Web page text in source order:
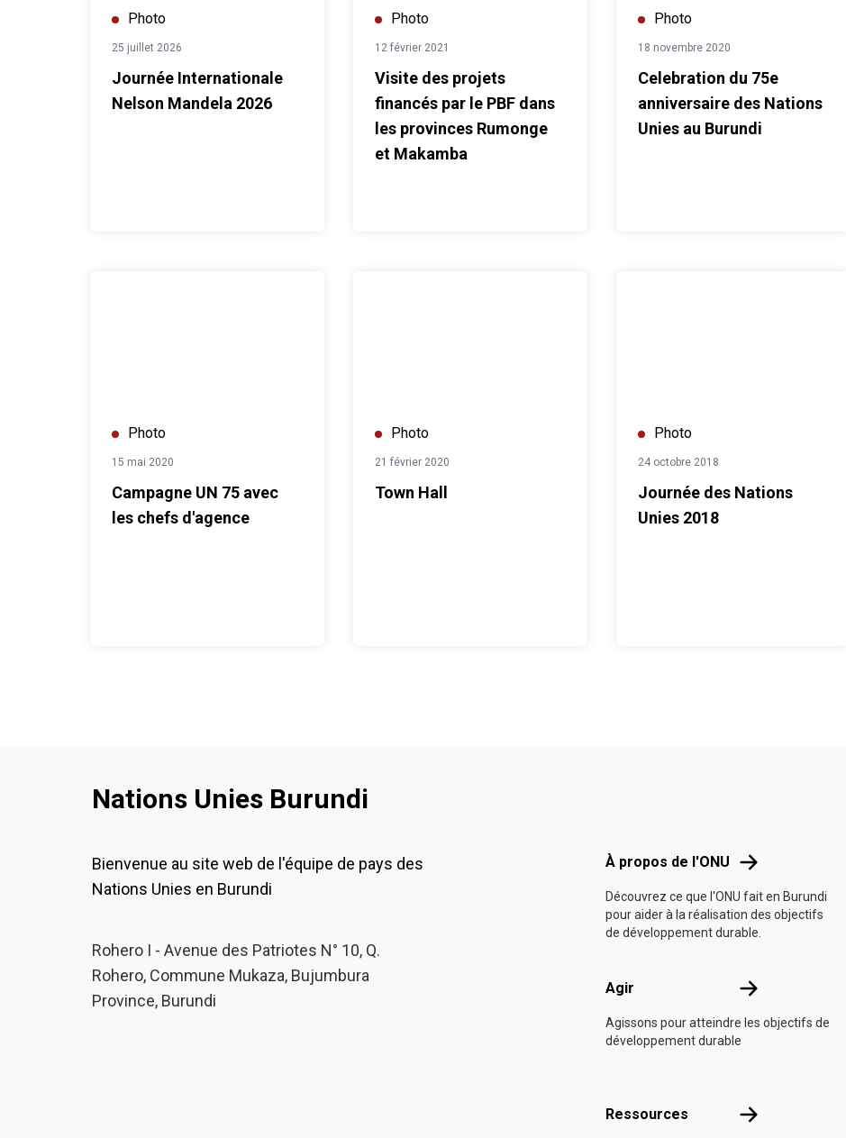
Photo
25 juillet 2026
Journée Internationale
Nelson Mandela 2026
Photo
12 février 2021
Visite des projets
financés par le PBF dans
les provinces Rumonge
et Makamba
Photo
18 novembre 2020
Celebration du 75e
anniversaire des Nations
Unies au Burundi
Photo
15 mai 2020
Campagne UN 75 avec
les chefs d'agence
Photo
21 février 2020
Town Hall
Photo
24 octobre 2018
Journée des Nations
Unies 2018
Nations Unies Burundi
Bienvenue au site web de l'équipe de pays des
Nations Unies en Burundi
Rohero I - Avenue des Patriotes N° 10, Q.
Rohero, Commune Mukaza, Bujumbura
Province, Burundi
À propos de l'ONU À propos de l'ONU
Découvrez ce que l'ONU fait en Burundi
pour aider à la réalisation des objectifs
de développement durable.
Agir Agir
Agissons pour atteindre les objectifs de
développement durable
Ressources Ressources